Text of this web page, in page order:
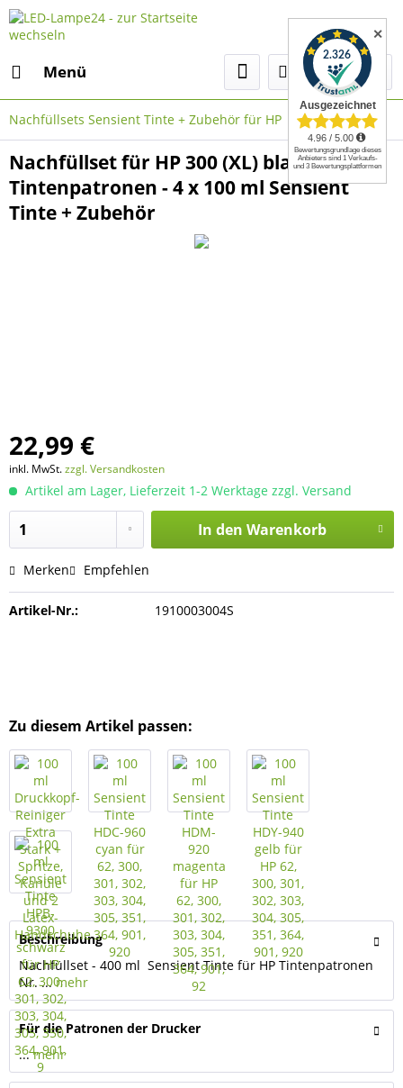
Menü
Nachfüllsets Sensient Tinte + Zubehör für HP
Nachfüllset für HP 300 (XL) black + color
Tintenpatronen - 4 x 100 ml Sensient
Tinte + Zubehör
22,99 €
inkl. MwSt.zzgl. Versandkosten
Artikel am Lager, Lieferzeit 1-2 Werktage zzgl. Versand
In den Warenkorb
Merken Empfehlen
Artikel-Nr.: 1910003004S
Zu diesem Artikel passen:
Beschreibung
Nachfüllset - 400 ml Sensient Tinte für HP Tintenpatronen
Nr. ...mehr
Für die Patronen der Drucker
...mehr
✕